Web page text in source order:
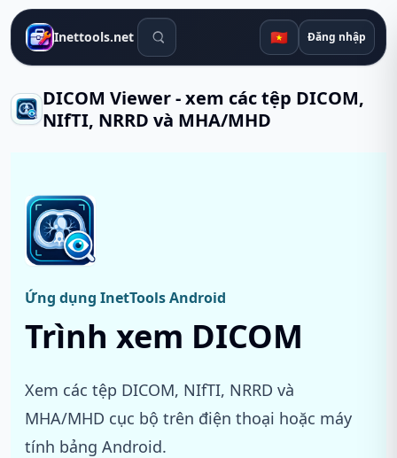
Inettools.net Công cụ tìm kiếm 🇻🇳 Đăng nhập
DICOM Viewer - xem các tệp DICOM,
NIfTI, NRRD và MHA/MHD
Ứng dụng InetTools Android
Trình xem DICOM
Xem các tệp DICOM, NIfTI, NRRD và
MHA/MHD cục bộ trên điện thoại hoặc máy
tính bảng Android.